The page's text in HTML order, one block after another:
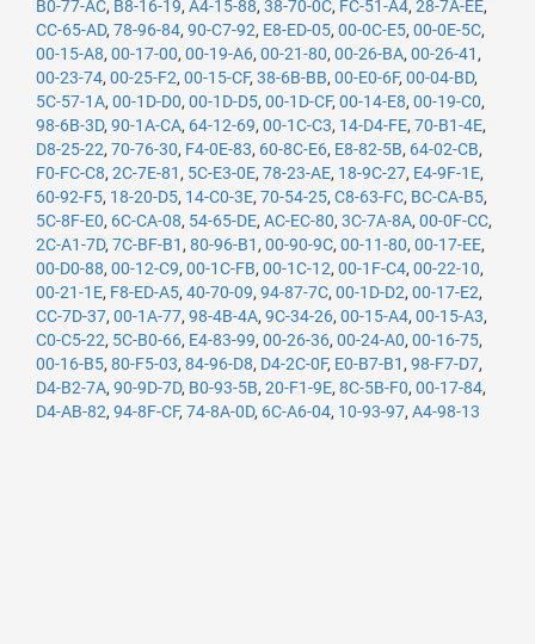
B0-77-AC, B8-16-19, A4-15-88, 38-70-0C, FC-51-A4, 28-7A-EE,
CC-65-AD, 78-96-84, 90-C7-92, E8-ED-05, 00-0C-E5, 00-0E-5C,
00-15-A8, 00-17-00, 00-19-A6, 00-21-80, 00-26-BA, 00-26-41 ,
00-23-74, 00-25-F2, 00-15-CF, 38-6B-BB, 00-E0-6F, 00-04-BD,
5C-57-1A, 00-1D-D0, 00-1D-D5, 00-1D-CF, 00-14-E8, 00-19-C0,
98-6B-3D, 90-1A-CA, 64-12-69, 00-1C-C3, 14-D4-FE, 70-B1-4E,
D8-25-22, 70-76-30, F4-0E-83, 60-8C-E6, E8-82-5B, 64-02-CB,
F0-FC-C8, 2C-7E-81 , 5C-E3-0E, 78-23-AE, 18-9C-27, E4-9F-1E,
60-92-F5, 18-20-D5, 14-C0-3E, 70-54-25, C8-63-FC, BC-CA-B5,
5C-8F-E0, 6C-CA-08, 54-65-DE, AC-EC-80, 3C-7A-8A, 00-0F-CC,
2C-A1-7D, 7C-BF-B1 , 80-96-B1 , 00-90-9C, 00-11-80, 00-17-EE,
00-D0-88, 00-12-C9, 00-1C-FB, 00-1C-12, 00-1F-C4, 00-22-10,
00-21-1E, F8-ED-A5, 40-70-09, 94-87-7C, 00-1D-D2, 00-17-E2,
CC-7D-37, 00-1A-77, 98-4B-4A, 9C-34-26, 00-15-A4, 00-15-A3,
C0-C5-22, 5C-B0-66, E4-83-99, 00-26-36, 00-24-A0, 00-16-75,
00-16-B5, 80-F5-03, 84-96-D8, D4-2C-0F, E0-B7-B1 , 98-F7-D7,
D4-B2-7A, 90-9D-7D, B0-93-5B, 20-F1-9E, 8C-5B-F0, 00-17-84,
D4-AB-82, 94-8F-CF, 74-8A-0D, 6C-A6-04, 10-93-97, A4-98-13